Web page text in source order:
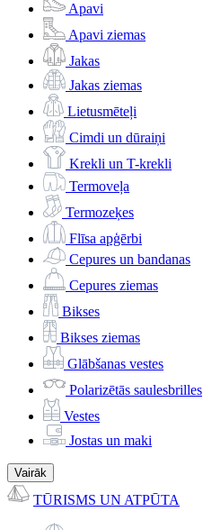
Apavi
Apavi ziemas
Jakas
Jakas ziemas
Lietusmēteļi
Cimdi un dūraiņi
Krekli un T-krekli
Termoveļa
Termozeķes
Flīsa apģērbi
Cepures un bandanas
Cepures ziemas
Bikses
Bikses ziemas
Glābšanas vestes
Polarizētās saulesbrilles
Vestes
Jostas un maki
Vairāk
TŪRISMS UN ATPŪTA